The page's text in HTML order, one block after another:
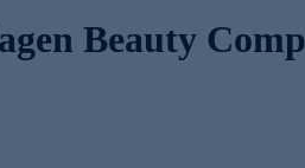
Beauty